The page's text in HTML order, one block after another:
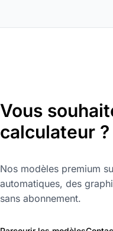
Vous
calculateur ?
Nos modèles premium
automatiques, des
sans abonnement.